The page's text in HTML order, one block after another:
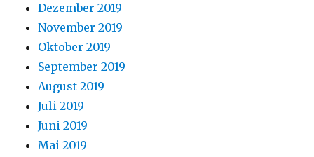
Dezember 2019
November 2019
Oktober 2019
September 2019
August 2019
Juli 2019
Juni 2019
Mai 2019